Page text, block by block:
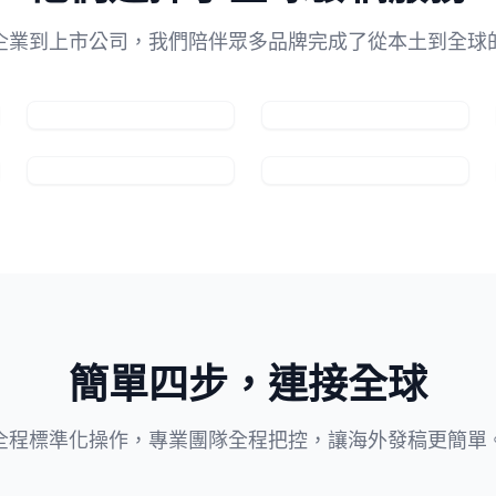
業到上市公司，我們陪伴眾多品牌完成了從本土到全球
簡單四步，連接全球
程標準化操作，專業團隊全程把控，讓海外發稿更簡單